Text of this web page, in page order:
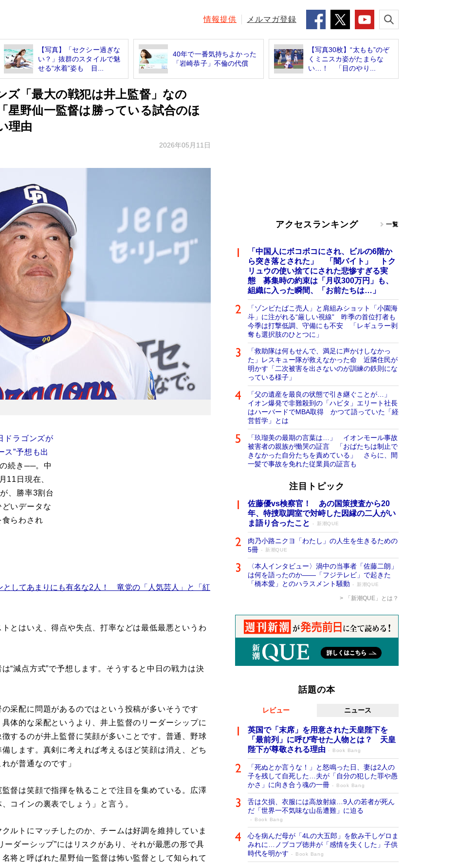
情報提供 メルマガ登録
【写真】「セクシー過ぎな
い？」抜群のスタイルで魅
せる“水着”姿も 目...
40年で一番気持ちよかった
「岩崎恭子」不倫の代償
【写真30枚】“太もも”のぞ
くミニスカ姿がたまらな
い…！ 「目のやり...
ズ「最大の戦犯は井上監督」なの
野仙一監督は勝っている試合のほ
理由
2026年05月11日
ドラゴンズが
”予想も出
続き──。中
11日現在、
、勝率3割台
いデータな
らわされ
としてあまりにも有名な2人！ 竜党の「人気芸人」と「紅
とはいえ、得点や失点、打率などは最低最悪というわ
“減点方式”で予想します。そうすると中日の戦力は決
采配に問題があるのではという投稿が多いそうです
体的な采配というより、井上監督のリーダーシップに
するのが井上監督に笑顔が多いことです。普通、野球
します。真剣に考えれば考えるほど笑顔は消え、どち
が普通なのです」
督は笑顔で指揮を執ることで注目を集めている。広澤
コインの裏表でしょう」と言う。
ルトにマッチしたのか、チームは好調を維持していま
ーダーシップ”にはリスクがあり、それが最悪の形で具
将と呼ばれた星野仙一監督は怖い監督として知られて
アクセスランキング 一覧
「中国人にボコボコにされ、ビルの6階か
ら突き落とされた」 「闇バイト」 トク
リュウの使い捨てにされた悲惨すぎる実
態 募集時の約束は「月収300万円」も、
組織に入った瞬間、「お前たちは…」
「ゾンビたばこ売人」と肩組みショット「小園海
斗」に注がれる“厳しい視線” 昨季の首位打者も
今季は打撃低調、守備にも不安 「レギュラー剥
奪も選択肢のひとつに」
「救助隊は何もせんで、満足に声かけしなかっ
た」レスキュー隊が救えなかった命 近隣住民が
明かす「二次被害を出さないのが訓練の鉄則にな
っている様子」
「父の遺産を最良の状態で引き継ぐことが…」
イオン爆発で非難殺到の「ハビタ」エリート社長
はハーバードでMBA取得 かつて語っていた「経
営哲学」とは
「玖瑠美の最期の言葉は…」 イオンモール事故
被害者の親族が慟哭の証言 「おばたちは制止で
きなかった自分たちを責めている」 さらに、間
一髪で事故を免れた従業員の証言も
注目トピック
佐藤優vs検察官！ あの国策捜査から20
年、特捜取調室で対峙した因縁の二人がい
ま語り合ったこと
新潮QUE
肉乃小路ニクヨ「わたし」の人生を生きるための
5冊
新潮QUE
〈本人インタビュー〉渦中の当事者「佐藤二朗」
は何を語ったのか――「フジテレビ」で起きた
「橋本愛」とのハラスメント騒動
新潮QUE
「新潮QUE」とは？
話題の本
レビュー ニュース
英国で「末席」を用意された天皇陛下を
「最前列」に呼び寄せた人物とは？ 天皇
陛下が尊敬される理由
Book Bang
「死ぬとか言うな！」と怒鳴った日、妻は2人の
子を残して自死した…夫が「自分の犯した罪や愚
かさ」に向き合う魂の一冊
Book Bang
舌は欠損、衣服には高放射線…9人の若者が死ん
だ「世界一不気味な山岳遭難」に迫る
Book Bang
心を病んだ母が「4Lの大五郎」を飲み干しゲロま
みれに…ノブコブ徳井が「感情を失くした」子供
時代を明かす
Book Bang